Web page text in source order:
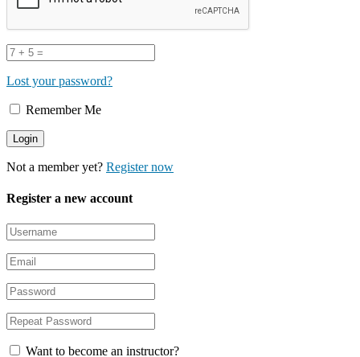
Lost your password?
Remember Me
Not a member yet? Register now
Register a new account
Want to become an instructor?